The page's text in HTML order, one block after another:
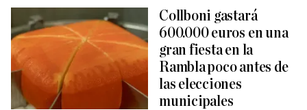
Collboni gastará
600.000 euros en una
gran fiesta en la
Rambla poco antes de
las elecciones
municipales